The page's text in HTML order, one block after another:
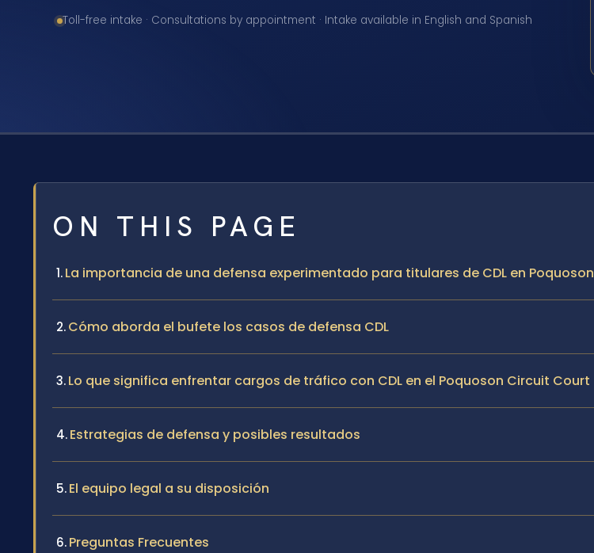
Toll-free intake · Consultations by appointment · Intake available in English and Spanish
ON THIS PAGE
La importancia de una defensa experimentado para titulares de CDL en Poquoson
Cómo aborda el bufete los casos de defensa CDL
Lo que significa enfrentar cargos de tráfico con CDL en el Poquoson Circuit Court
Estrategias de defensa y posibles resultados
El equipo legal a su disposición
Preguntas Frecuentes